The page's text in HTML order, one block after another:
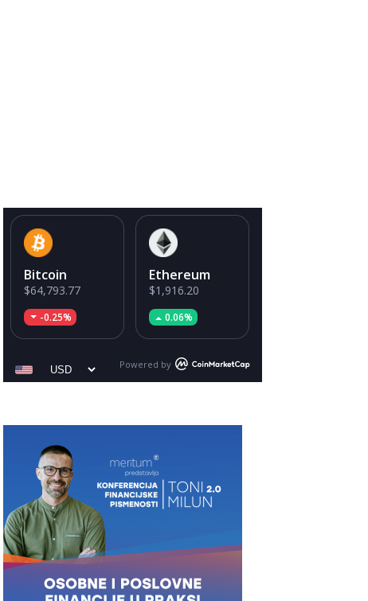
Bitcoin
$64,793.77
-0.25%
Ethereum
$1,916.20
0.06%
Powered by